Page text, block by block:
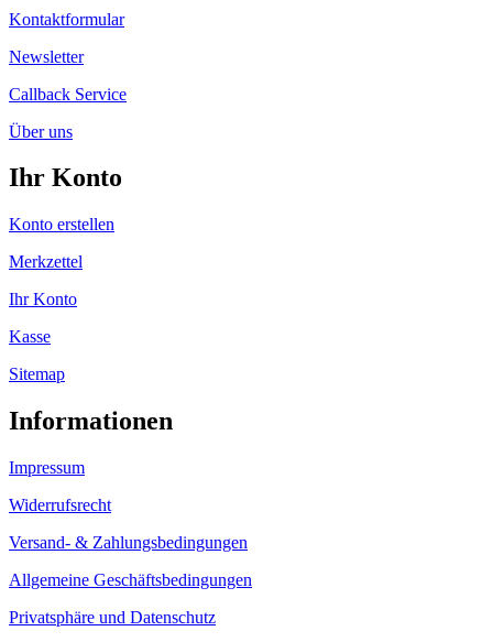
Kontaktformular
Newsletter
Callback Service
Über uns
Ihr Konto
Konto erstellen
Merkzettel
Ihr Konto
Kasse
Sitemap
Informationen
Impressum
Widerrufsrecht
Versand- & Zahlungsbedingungen
Allgemeine Geschäftsbedingungen
Privatsphäre und Datenschutz